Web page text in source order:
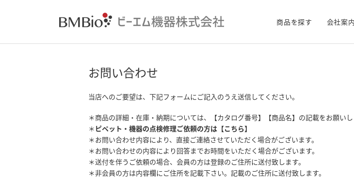
商品を探す 会社案内
お問い合わせ
当店へのご要望は、下記フォームにご記入のうえ送信してください。
＊商品の詳細・在庫・納期については、【カタログ番号】【商品名】の記載をお願いし
＊ ピペット・機器の点検修理ご依頼の方は【こちら】
＊お問い合わせ内容により、直接ご連絡させていただく場合がございます。
＊お問い合わせの内容により回答までお時間をいただく場合がございます。
＊送付を伴うご依頼の場合、会員の方は登録のご住所に送付致します。
＊非会員の方は内容欄にご住所を記載下さい。記載のご住所に送付致します。